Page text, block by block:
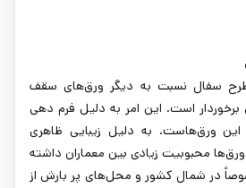
طرح سفال نسبت به دیگر ورق‌های سقف
برخوردار است. این امر به دلیل فرم دهی
ورق‌هاست. به دلیل زیبایی ظاهری
محبوبیت زیادی بین معماران داشته
در شمال کشور و محل‌های پر بارش از